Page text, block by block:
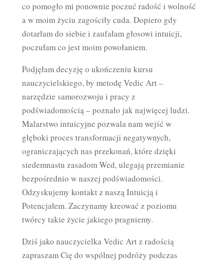
co pomogło mi ponownie poczuć radość i wolność
a w moim życiu zagościły cuda. Dopiero gdy
dotarłam do siebie i zaufałam głosowi intuicji,
poczułam co jest moim powołaniem.
Podjęłam decyzję o ukończeniu kursu
nauczycielskiego, by metodę Vedic Art –
narzędzie samorozwoju i pracy z
podświadomością – poznało jak najwięcej ludzi.
Malarstwo intuicyjne pozwala nam wejść w
głęboki proces transformacji negatywnych,
ograniczających nas przekonań, które dzięki
siedemnastu zasadom Wed, ulegają przemianie
bezpośrednio w naszej podświadomości.
Odzyskujemy kontakt z naszą Intuicją i
Potencjałem. Zaczynamy kreować z poziomu
twórcy takie życie jakiego pragniemy.
Dziś jako nauczycielka Vedic Art z radością
zapraszam Cię do wspólnej podróży podczas